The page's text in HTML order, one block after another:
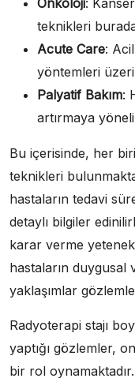
teknikleri
Acute Care:
yöntemleri
Palyatif Bakım:
artırmaya
Bu içerisinde, her
teknikleri
hastaların tedavi
detaylı bilgiler
karar verme
hastaların duygusal
yaklaşımlar
Radyoterapi stajı
yaptığı gözlemler,
bir rol